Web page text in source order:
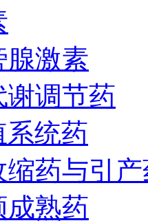
腺激素
谢调节药
统药
缩药与引
成熟药